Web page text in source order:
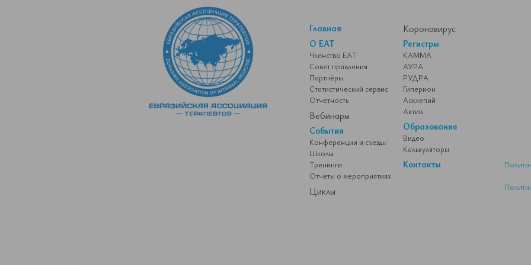
Главная
О ЕАТ
Членство ЕАТ
Совет правления
Партнёры
Статистический сервис
Отчетность
Вебинары
События
Конференции и съезды
Школы
Тренинги
Отчеты о мероприятиях
Циклы
Коронавирус
Регистры
КАММА
АУРА
РУДРА
Гиперион
Асклепий
Актив
Образование
Видео
Калькуляторы
Контакты